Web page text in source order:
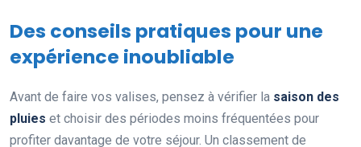
Des conseils pratiques pour une
expérience inoubliable
Avant de faire vos valises, pensez à vérifier la saison des
pluies et choisir des périodes moins fréquentées pour
profiter davantage de votre séjour. Un classement de